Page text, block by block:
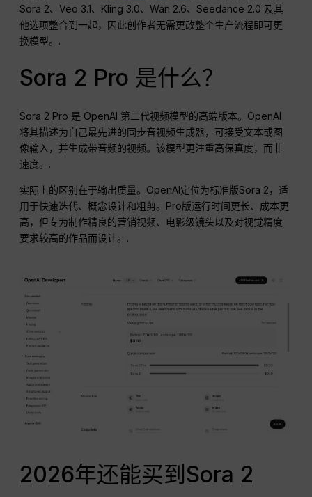
Sora 2、Veo 3.1、Kling 3.0、Wan 2.6、Seedance 2.0 及其
他选项整合到一起，因此创作者无需更改整个生产流程即可更
换模型。.
Sora 2 Pro 是什么？
Sora 2 Pro 是 OpenAI 第二代视频模型的高端版本。OpenAI
将其描述为自己最先进的同步音视频生成器，可接受文本或图
像输入，并生成带音频的视频。该模型更注重高保真度，而非
速度。.
实际上的区别在于输出质量。OpenAI定位为标准版Sora 2，适
用于快速迭代、概念设计和粗剪。Pro版运行时间更长、成本更
高，但专为制作精良的营销视频、电影级镜头以及对视觉精度
要求较高的作品而设计。.
2026年还能买到Sora 2